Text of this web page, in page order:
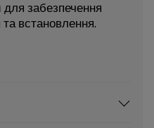
для забезпечення
встановлення.